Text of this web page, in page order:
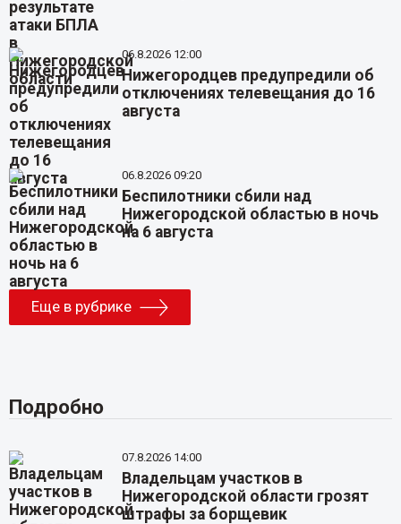
06.8.2026 12:00
Нижегородцев предупредили об
отключениях телевещания до 16
августа
06.8.2026 09:20
Беспилотники сбили над
Нижегородской областью в ночь
на 6 августа
Еще в рубрике
Подробно
07.8.2026 14:00
Владельцам участков в
Нижегородской области грозят
штрафы за борщевик